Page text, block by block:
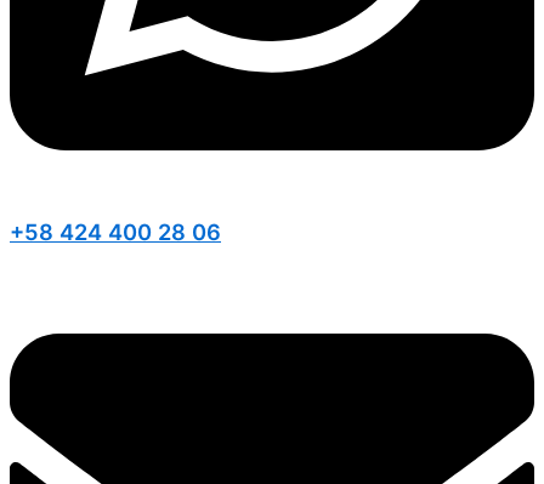
+58 424 400 28 06